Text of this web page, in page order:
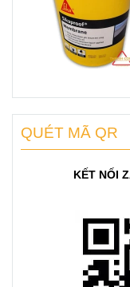
QUÉT MÃ QR
KẾT NỐI